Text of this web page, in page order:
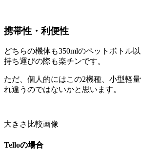
携帯性・利便性
どちらの機体も350mlのペットボトル
持ち運びの際も楽チンです。
ただ、個人的にはこの2機種、小型軽
れ違うのではないかと思います。
大きさ比較画像
Telloの場合